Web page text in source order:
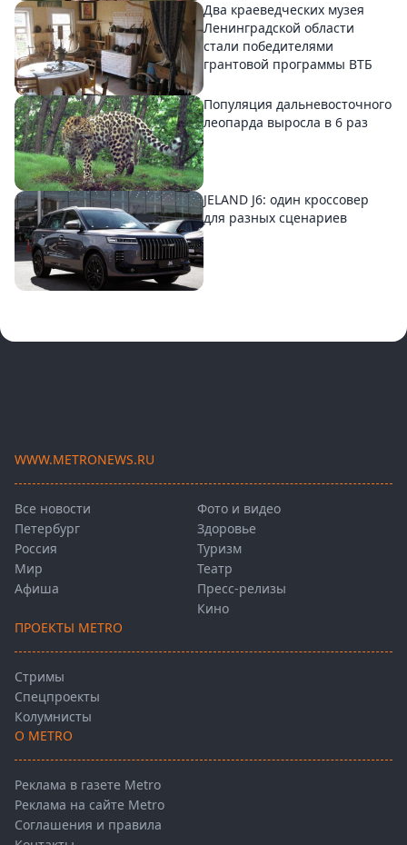
Два краеведческих музея
Ленинградской области
стали победителями
грантовой программы ВТБ
Популяция дальневосточного
леопарда выросла в 6 раз
JELAND J6: один кроссовер
для разных сценариев
WWW.METRONEWS.RU
Все новости
Петербург
Россия
Мир
Афиша
Фото и видео
Здоровье
Туризм
Театр
Пресс-релизы
Кино
ПРОЕКТЫ METRO
Стримы
Спецпроекты
Колумнисты
О METRO
Реклама в газете Metro
Реклама на сайте Metro
Соглашения и правила